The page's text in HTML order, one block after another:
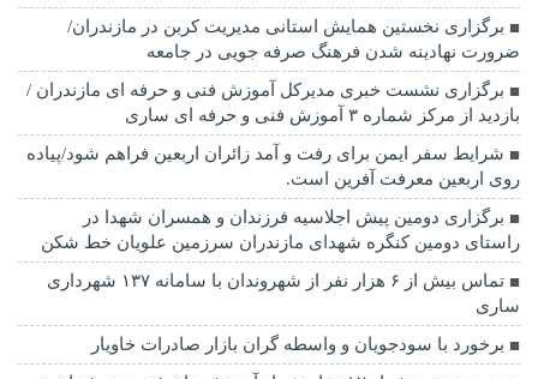
برگزاری نخستین همایش استانی مدیریت کربن در مازندران/
ضرورت نهادینه شدن فرهنگ صرفه جویی در جامعه
برگزاری نشست خبری مدیرکل آموزش فنی و حرفه ای مازندران /
بازدید از مرکز شماره ۳ آموزش فنی و حرفه ای ساری
شرایط سفر ایمن برای رفت و آمد زائران اربعین فراهم شود/پیاده
روی اربعین معرفت آفرین است.
برگزاری دومین پیش اجلاسیه فرزندان و همسران شهدا در
راستای دومین کنگره شهدای مازندران سرزمین علویان خط شکن
تماس بیش از ۶ هزار نفر از شهروندان با سامانه ۱۳۷ شهرداری
ساری
برخورد با سودجویان و واسطه گران بازار صادرات خاویار